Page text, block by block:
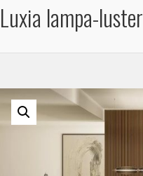
Luxia lampa-luster